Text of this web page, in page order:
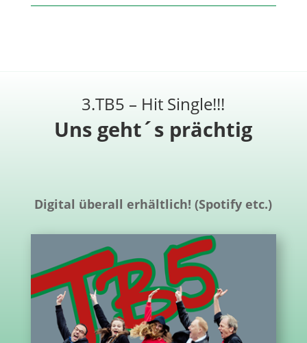
3.TB5 – Hit Single!!!
Uns geht´s prächtig
Digital überall erhältlich! (Spotify etc.)